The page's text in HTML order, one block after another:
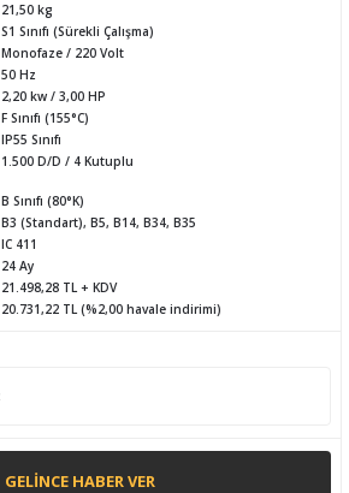
21,50 kg
S1 Sınıfı (Sürekli Çalışma)
Monofaze / 220 Volt
50 Hz
2,20 kw / 3,00 HP
F Sınıfı (155°C)
IP55 Sınıfı
1.500 D/D / 4 Kutuplu
B Sınıfı (80°K)
B3 (Standart), B5, B14, B34, B35
IC 411
24 Ay
21.498,28 TL + KDV
20.731,22 TL (%2,00 havale indirimi)
GELINCE HABER VER